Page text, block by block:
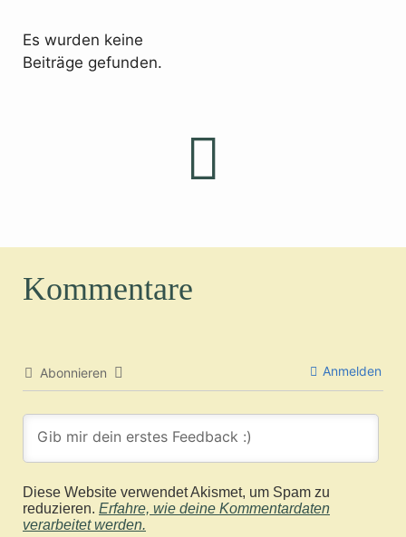
Es wurden keine
Beiträge gefunden.
Kommentare
Abonnieren Anmelden
Diese Website verwendet Akismet, um Spam zu
reduzieren. Erfahre, wie deine Kommentardaten
verarbeitet werden.